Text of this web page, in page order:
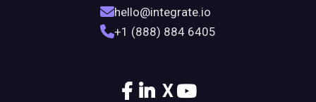
hello@integrate.io
+1 (888) 884 6405
X